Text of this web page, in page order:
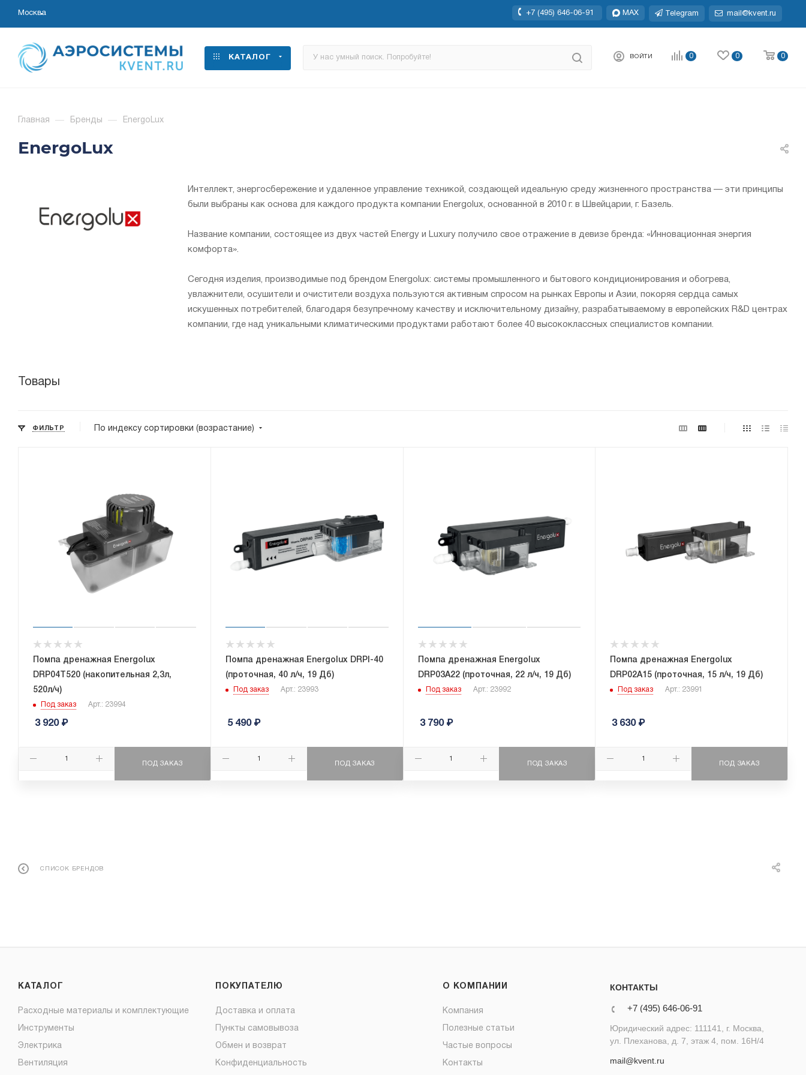
Москва +7 (495) 646-06-91 MAX Telegram mail@kvent.ru
КАТАЛОГ ВОЙТИ 0 0 0
Главная — Бренды — EnergoLux
EnergoLux
Интеллект, энергосбережение и удаленное управление техникой, создающей идеальную среду жизненного пространства — эти принципы
были выбраны как основа для каждого продукта компании Energolux, основанной в 2010 г. в Швейцарии, г. Базель.
Название компании, состоящее из двух частей Energy и Luxury получило свое отражение в девизе бренда: «Инновационная энергия
комфорта».
Сегодня изделия, производимые под брендом Energolux: системы промышленного и бытового кондиционирования и обогрева,
увлажнители, осушители и очистители воздуха пользуются активным спросом на рынках Европы и Азии, покоряя сердца самых
искушенных потребителей, благодаря безупречному качеству и исключительному дизайну, разрабатываемому в европейских R&D центрах
компании, где над уникальными климатическими продуктами работают более 40 высококлассных специалистов компании.
Товары
ФИЛЬТР По индексу сортировки (возрастание)
Помпа дренажная Energolux
DRP04T520 (накопительная 2,3л,
520л/ч)
Под заказ Арт.: 23994
3 920₽
ПОД ЗАКАЗ
Помпа дренажная Energolux DRPI-40
(проточная, 40 л/ч, 19 Дб)
Под заказ Арт.: 23993
5 490₽
ПОД ЗАКАЗ
Помпа дренажная Energolux
DRP03A22 (проточная, 22 л/ч, 19 Дб)
Под заказ Арт.: 23992
3 790₽
ПОД ЗАКАЗ
Помпа дренажная Energolux
DRP02A15 (проточная, 15 л/ч, 19 Дб)
Под заказ Арт.: 23991
3 630₽
ПОД ЗАКАЗ
СПИСОК БРЕНДОВ
КАТАЛОГ
Расходные материалы и комплектующие
Инструменты
Электрика
Вентиляция
ПОКУПАТЕЛЮ
Доставка и оплата
Пункты самовывоза
Обмен и возврат
Конфиденциальность
О КОМПАНИИ
Компания
Полезные статьи
Частые вопросы
Контакты
КОНТАКТЫ
+7 (495) 646-06-91
Юридический адрес: 111141, г. Москва,
ул. Плеханова, д. 7, этаж 4, пом. 16Н/4
mail@kvent.ru